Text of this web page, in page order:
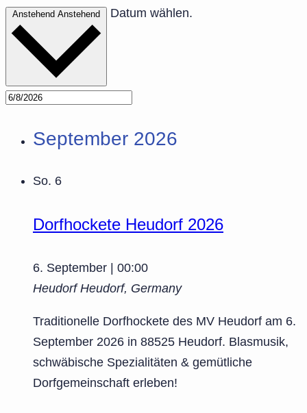
Anstehend Anstehend Datum wählen.
September 2026
So. 6
Dorfhockete Heudorf 2026
6. September | 00:00
HeudorfHeudorf, Germany
Traditionelle Dorfhockete des MV Heudorf am 6.
September 2026 in 88525 Heudorf. Blasmusik,
schwäbische Spezialitäten & gemütliche
Dorfgemeinschaft erleben!